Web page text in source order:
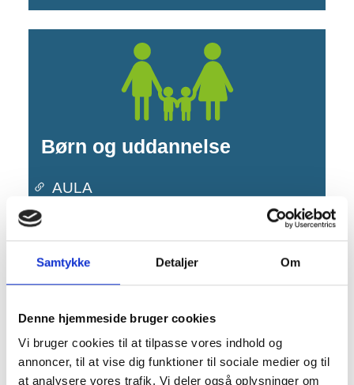
Samtykke Detaljer Om
Denne hjemmeside bruger cookies
Vi bruger cookies til at tilpasse vores indhold og
annoncer, til at vise dig funktioner til sociale medier og til
at analysere vores trafik. Vi deler også oplysninger om
Børn og uddannelse
AULA
DinSide - Børn og unges digitale
indgang til Barnets Lov
Dagpleje, vuggestue og børnehave
Støtte og vejledning til børn, unge og
familier
Uddannelser for unge og Ungecenteret